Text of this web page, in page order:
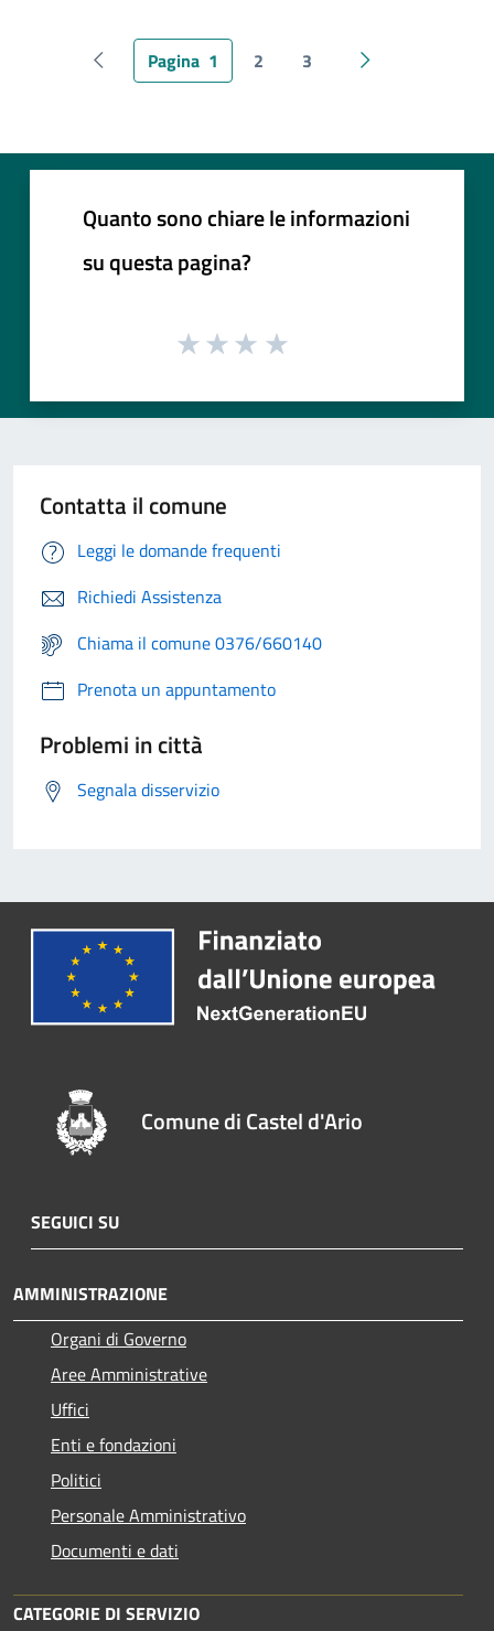
Pagina precedente
Pagina 1 2 3 Pagina
Quanto sono chiare le informazioni
su questa pagina?
Contatta il comune
Leggi le domande frequenti
Richiedi Assistenza
Chiama il comune 0376/660140
Prenota un appuntamento
Problemi in città
Segnala disservizio
Comune di Castel d'Ario
SEGUICI SU
AMMINISTRAZIONE
Organi di Governo
Aree Amministrative
Uffici
Enti e fondazioni
Politici
Personale Amministrativo
Documenti e dati
CATEGORIE DI SERVIZIO